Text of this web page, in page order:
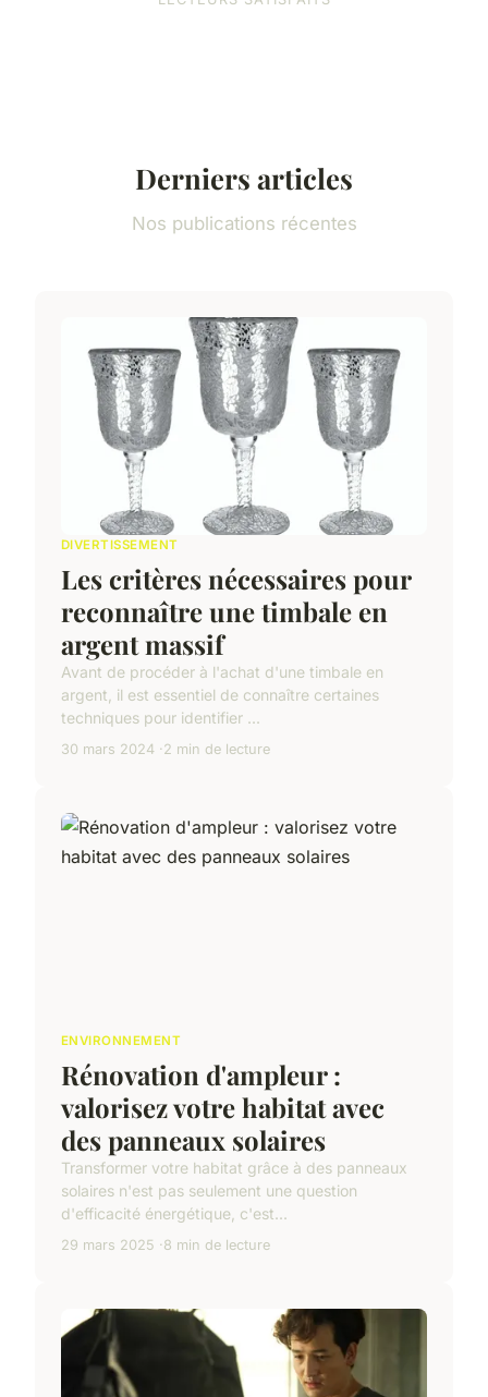
Derniers articles
Nos publications récentes
DIVERTISSEMENT
Les critères nécessaires pour
reconnaître une timbale en
argent massif
Avant de procéder à l'achat d'une timbale en
argent, il est essentiel de connaître certaines
techniques pour identifier ...
30 mars 2024 2 min de lecture
ENVIRONNEMENT
Rénovation d'ampleur :
valorisez votre habitat avec
des panneaux solaires
Transformer votre habitat grâce à des panneaux
solaires n'est pas seulement une question
d'efficacité énergétique, c'est...
29 mars 2025 8 min de lecture